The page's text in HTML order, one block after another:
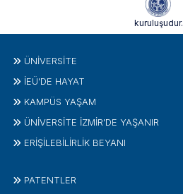
kuruluşudur.
ÜNIVERSITE
İEÜ'DE HAYAT
KAMPÜS YAŞAM
ÜNİVERSİTE İZMİR'DE YAŞANIR
ERİŞİLEBİLİRLİK BEYANI
PATENTLER